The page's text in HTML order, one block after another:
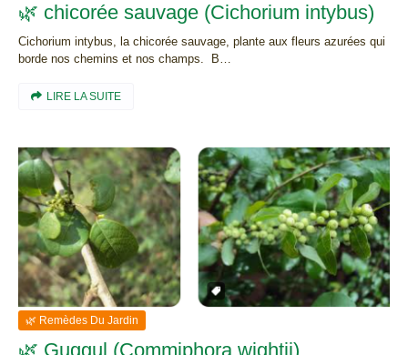
🌿 chicorée sauvage (Cichorium intybus)
Cichorium intybus, la chicorée sauvage, plante aux fleurs azurées qui
borde nos chemins et nos champs. B…
LIRE LA SUITE
🌿 Remèdes Du Jardin
🌿 Guggul (Commiphora wightii)